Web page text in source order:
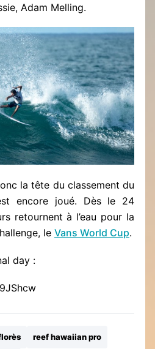
Adam Melling.
la tête du classement du
encore joué. Dès le 24
retournent à l’eau pour la
le Vans World Cup.
day :
reef hawaiian pro